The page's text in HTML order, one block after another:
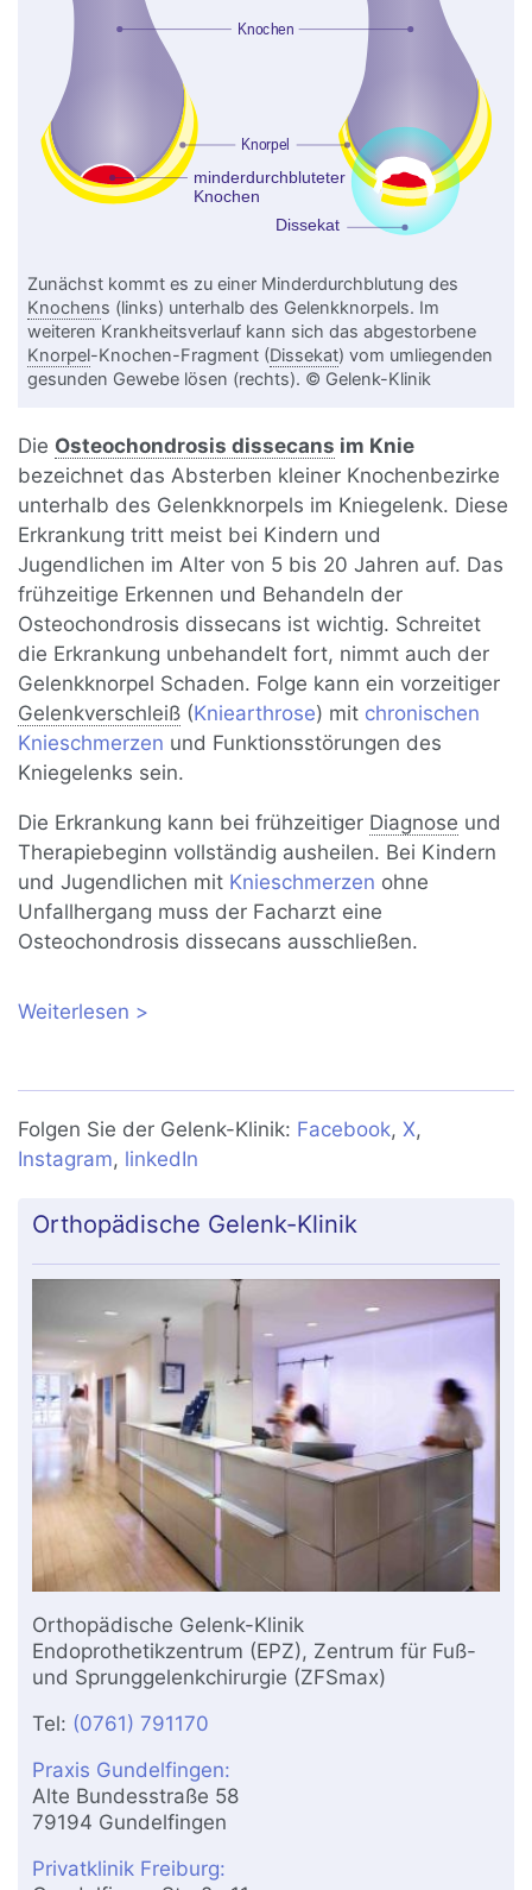
Zunächst kommt es zu einer Minderdurchblutung des
Knochens (links) unterhalb des Gelenkknorpels. Im
weiteren Krankheitsverlauf kann sich das abgestorbene
Knorpel-Knochen-Fragment (Dissekat) vom umliegenden
gesunden Gewebe lösen (rechts). © Gelenk-Klinik
Die Osteochondrosis dissecans im Knie
bezeichnet das Absterben kleiner Knochenbezirke
unterhalb des Gelenkknorpels im Kniegelenk. Diese
Erkrankung tritt meist bei Kindern und
Jugendlichen im Alter von 5 bis 20 Jahren auf. Das
frühzeitige Erkennen und Behandeln der
Osteochondrosis dissecans ist wichtig. Schreitet
die Erkrankung unbehandelt fort, nimmt auch der
Gelenkknorpel Schaden. Folge kann ein vorzeitiger
Gelenkverschleiß (Kniearthrose) mit chronischen
Knieschmerzen und Funktionsstörungen des
Kniegelenks sein.
Die Erkrankung kann bei frühzeitiger Diagnose und
Therapiebeginn vollständig ausheilen. Bei Kindern
und Jugendlichen mit Knieschmerzen ohne
Unfallhergang muss der Facharzt eine
Osteochondrosis dissecans ausschließen.
Weiterlesen über Osteochondrosis dissecans (OD)
Folgen Sie der Gelenk-Klinik: Facebook,X,
Instagram, linkedIn
Orthopädische Gelenk-Klinik
Orthopädische Gelenk-Klinik
Endoprothetikzentrum (EPZ), Zentrum für Fuß-
und Sprunggelenkchirurgie (ZFSmax)
Tel: (0761) 791170
Praxis Gundelfingen:
Alte Bundesstraße 58
79194 Gundelfingen
Privatklinik Freiburg: